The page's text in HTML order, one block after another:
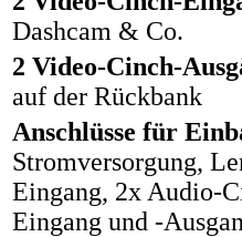
Dashcam & Co.
2 Video-Cinch-
auf der Rückbank
Anschlüsse für
Stromversorgung,
Eingang, 2x Audio-
Eingang und -